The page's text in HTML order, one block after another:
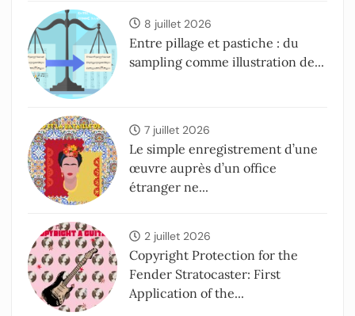
8 juillet 2026
Entre pillage et pastiche : du
sampling comme illustration de...
7 juillet 2026
Le simple enregistrement d’une
œuvre auprès d’un office
étranger ne...
2 juillet 2026
Copyright Protection for the
Fender Stratocaster: First
Application of the...